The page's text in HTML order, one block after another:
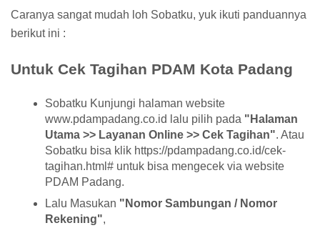
Caranya sangat mudah loh Sobatku, yuk ikuti panduannya
berikut ini :
Untuk Cek Tagihan PDAM Kota Padang
Sobatku Kunjungi halaman website
www.pdampadang.co.id lalu pilih pada "Halaman
Utama >> Layanan Online >> Cek Tagihan". Atau
Sobatku bisa klik https://pdampadang.co.id/cek-
tagihan.html# untuk bisa mengecek via website
PDAM Padang.
Lalu Masukan "Nomor Sambungan / Nomor
Rekening",